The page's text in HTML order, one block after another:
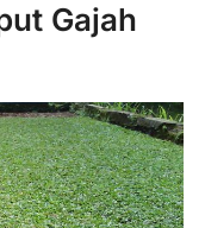
Gajah